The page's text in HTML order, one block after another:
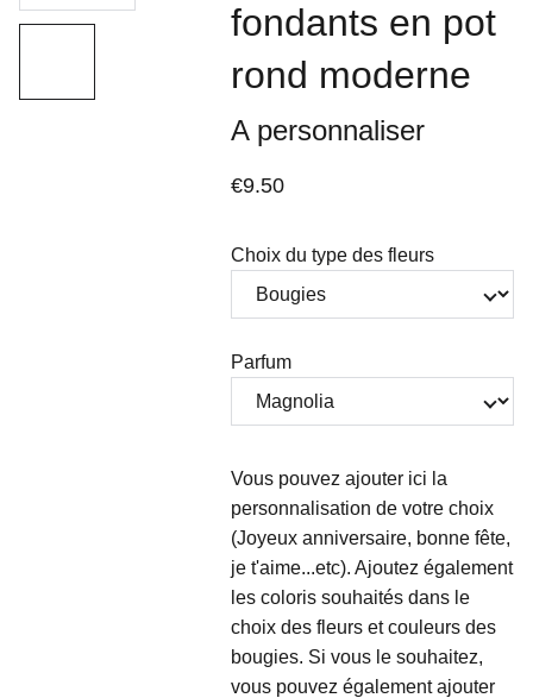
fondants en pot
rond moderne
A personnaliser
€9.50
Choix du type des fleurs
Parfum
Vous pouvez ajouter ici la
personnalisation de votre choix
(Joyeux anniversaire, bonne fête,
je t'aime...etc). Ajoutez également
les coloris souhaités dans le
choix des fleurs et couleurs des
bougies. Si vous le souhaitez,
vous pouvez également ajouter